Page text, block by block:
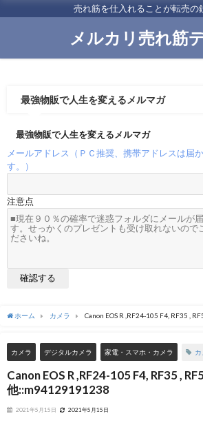
売れ筋を仕入れることが転売の
メルカリ売れ筋
最強物販で人生を変えるメルマガ
最強物販で人生を変えるメルマガ
メールアドレス（ＰＣ推奨、携帯アドレスは届
す。）
注意点
ホーム カメラ Canon EOS R ,RF24-105 F4, RF35 ,
カメラ デジタルカメラ 家電・スマホ・カメラ カ
Canon EOS R ,RF24-105 F4, RF35 ,
他::m94129191238
2021年5月15日 2021年5月15日